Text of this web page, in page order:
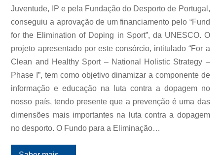
Juventude, IP e pela Fundação do Desporto de Portugal,
conseguiu a aprovação de um financiamento pelo “Fund
for the Elimination of Doping in Sport”, da UNESCO. O
projeto apresentado por este consórcio, intitulado “For a
Clean and Healthy Sport – National Holistic Strategy –
Phase I”, tem como objetivo dinamizar a componente de
informação e educação na luta contra a dopagem no
nosso país, tendo presente que a prevenção é uma das
dimensões mais importantes na luta contra a dopagem
no desporto. O Fundo para a Eliminação…